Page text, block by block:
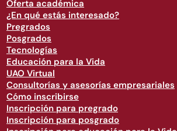
Oferta académica
¿En qué estás interesado?
Pregrados
Posgrados
Tecnologías
Educación para la Vida
UAO Virtual
Consultorías y asesorías empresariales
Cómo inscribirse
Inscripción para pregrado
Inscripción para posgrado